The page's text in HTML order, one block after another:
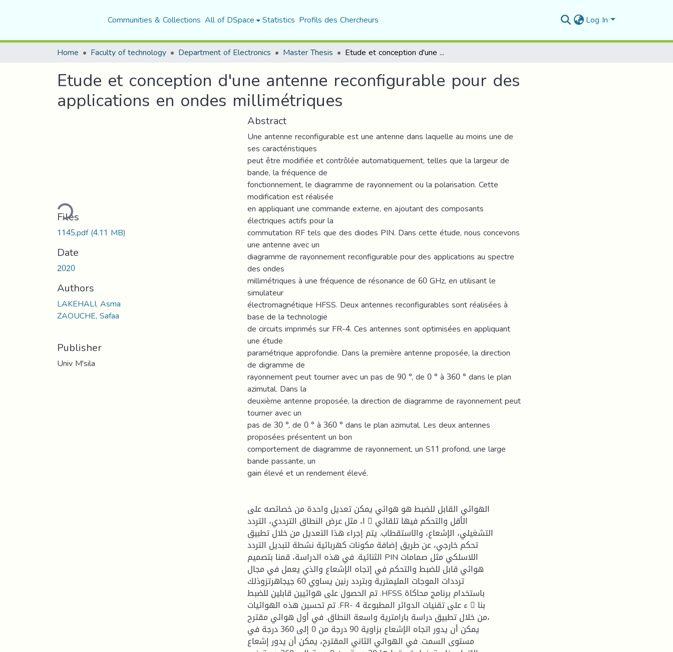
Communities & Collections All of DSpace Statistics Profils des Chercheurs Log In
Home Faculty of technology Department of Electronics Master Thesis Etude et conception d'une antenne reconfigurable pour des applications en ondes millimétriques
Etude et conception d'une antenne reconfigurable pour des
applications en ondes millimétriques
Loading...
Files
1145.pdf(4.11 MB)
Date
2020
Authors
LAKEHALI, Asma
ZAOUCHE, Safaa
Publisher
Univ M'sila
Abstract
Une antenne reconfigurable est une antenne dans laquelle au moins une de
ses caractéristiques
peut être modifiée et contrôlée automatiquement, telles que la largeur de
bande, la fréquence de
fonctionnement, le diagramme de rayonnement ou la polarisation. Cette
modification est réalisée
en appliquant une commande externe, en ajoutant des composants
électriques actifs pour la
commutation RF tels que des diodes PIN. Dans cette étude, nous concevons
une antenne avec un
diagramme de rayonnement reconfigurable pour des applications au spectre
des ondes
millimétriques à une fréquence de résonance de 60 GHz, en utilisant le
simulateur
électromagnétique HFSS. Deux antennes reconfigurables sont réalisées à
base de la technologie
de circuits imprimés sur FR-4. Ces antennes sont optimisées en appliquant
une étude
paramétrique approfondie. Dans la première antenne proposée, la direction
de digramme de
rayonnement peut tourner avec un pas de 90 °, de 0 ° à 360 ° dans le plan
azimutal. Dans la
deuxième antenne proposée, la direction de diagramme de rayonnement peut
tourner avec un
pas de 30 °, de 0 ° à 360 ° dans le plan azimutal. Les deux antennes
proposées présentent un bon
comportement de diagramme de rayonnement, un S11 profond, une large
bande passante, un
gain élevé et un rendement élevé.
الهوائي القابل للضبط هو هوائي يمكن تعديل واحدة من خصائصه على
ا، مثل عرض النطاق الترددي، التردد 􀐚 الأقل والتحكم فيها تلقائي
التشغيلي، الإشعاع، والاستقطاب. يتم إجراء هذا التعديل من خلال تطبيق
تحكم خارجي، عن طريق إضافة مكونات كهربائية نشطة لتبديل التردد
الثنائية. في هذه الدراسة، قمنا بتصميم PIN اللاسلكي مثل صمامات
هوائي قابل للضبط والتحكم في إتجاه الإشعاع والذي يعمل في مجال
ترددات الموجات المليمترية وبتردد رنين يساوي 60 جيجاهرتزوذلك
تم الحصول على هوائيين قابلين للضبط .HFSS باستخدام برنامج محاكاة
تم تحسين هذه الهوائيات .FR- ء على تقنيات الدوائر المطبوعة 4 􀐚 بنا
من خلال تطبيق دراسة بارامترية واسعة النطاق. في أول هوائي مقترح،
يمكن أن يدور اتجاه الإشعاع بزاوية 90 درجة من 0 إلى 360 درجة في
مستوى السمت. في الهوائي الثاني المقترح، يمكن أن يدور إشعاع